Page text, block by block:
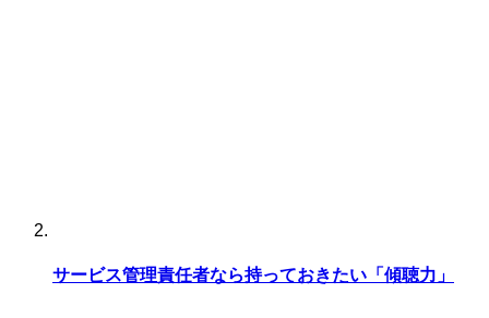
サービス管理責任者なら持っておきたい「傾聴力」